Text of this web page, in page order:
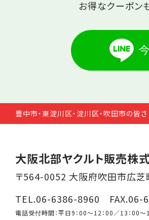
お得なクーポン
豊中市・東淀川区・淀川区・吹田市の皆さ
大阪北部ヤクルト販売株
〒564-0052 大阪府吹田市広芝
TEL.06-6386-8960 FAX.06-
電話受付時間：平日9：00～12：00／13：00～